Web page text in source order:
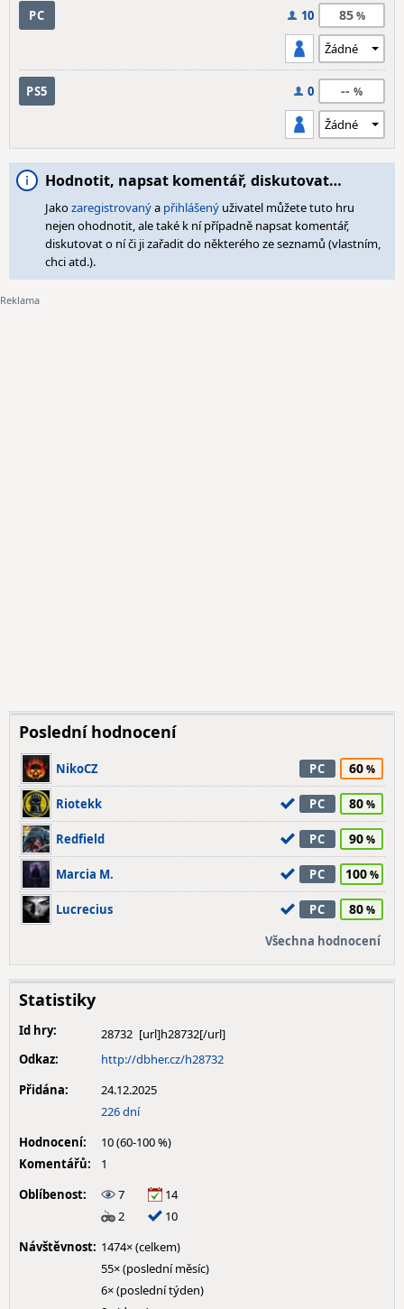
PC 10 85
PS5 0 --
Hodnotit, napsat komentář, diskutovat…
Jakozaregistrovanýa přihlášený uživatel můžete tuto hru
nejen ohodnotit, ale také k ní případně napsat komentář,
diskutovat o ní či ji zařadit do některého ze seznamů (vlastním,
chci atd.).
Poslední hodnocení
NikoCZ PC 60
Riotekk PC 80
Redfield PC 90
Marcia M. PC 100
Lucrecius PC 80
Všechna hodnocení
Statistiky
Id hry:
28732
Odkaz:
http://dbher.cz/h28732
Přidána:
24.12.2025
226 dní
Hodnocení:
10 (60-100 %)
Komentářů:
1
Oblíbenost:
7
14
2
10
Návštěvnost: 1474× (celkem)
55× (poslední měsíc)
6× (poslední týden)